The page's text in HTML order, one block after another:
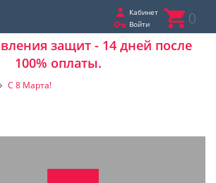
Кабинет
Войти
0
защит - 14 дней после
100% оплаты.
С 8 Марта!